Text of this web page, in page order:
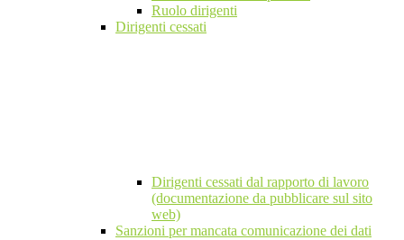
Ruolo dirigenti
Dirigenti cessati
Dirigenti cessati dal rapporto di lavoro
(documentazione da pubblicare sul sito
web)
Sanzioni per mancata comunicazione dei dati